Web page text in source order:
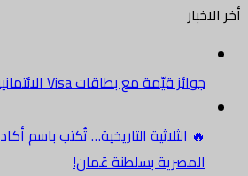
أخر الاخبار
جوائز قيّمة مع بطاقات Visa الائتمانية من بنك مسقط
🔥 الثلاثية التاريخية… تُكتب باسم
المصرية بسلطنة عُمان!